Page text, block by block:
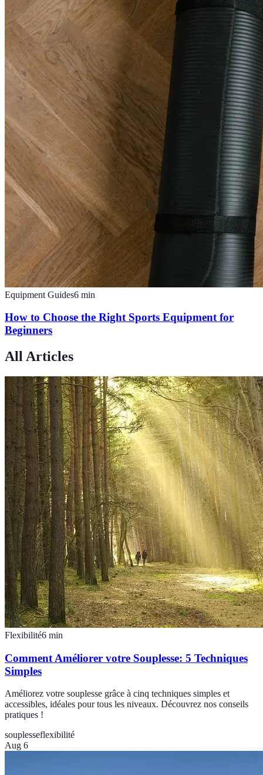
Equipment Guides6 min
How to Choose the Right Sports Equipment for
Beginners
All Articles
Flexibilité6 min
Comment Améliorer votre Souplesse: 5 Techniques
Simples
Améliorez votre souplesse grâce à cinq techniques simples et
accessibles, idéales pour tous les niveaux. Découvrez nos conseils
pratiques !
souplesseflexibilité
Aug 6